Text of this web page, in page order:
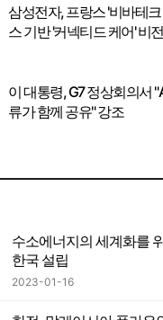
삼성전자, 프랑스 '비바테
스 기반 '커넥티드 케어' 비
이 대통령, G7 정상회의서
류가 함께 공유" 강조
수소에너지의 세계화를 위
한국 설립
2023-01-16